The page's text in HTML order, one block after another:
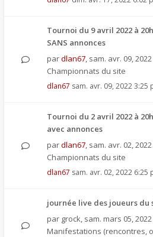
Tournoi du 9 avril 2022 à
SANS annonces
pardlan67, sam. avr. 09,
Championnats du site
dlan67 sam. avr. 09, 2022 3:25
Tournoi du 2 avril 2022 à
avec annonces
pardlan67, sam. avr. 02,
Championnats du site
dlan67 sam. avr. 02, 2022 6:25
journée live des joueurs du
par grock, sam. mars 05,
Manifestations (rencontres,